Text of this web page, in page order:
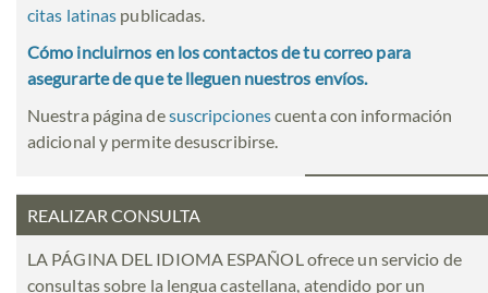
citas latinas publicadas.
Cómo incluirnos en los contactos de tu correo para
asegurarte de que te lleguen nuestros envíos.
Nuestra página desuscripcionescuenta con información
adicional y permite desuscribirse.
REALIZAR CONSULTA
LA PÁGINA DEL IDIOMA ESPAÑOL ofrece un servicio de
consultas sobre la lengua castellana, atendido por un